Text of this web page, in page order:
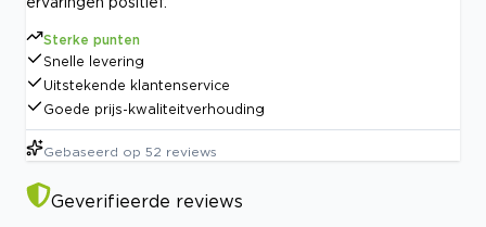
Sterke punten
Snelle levering
Uitstekende klantenservice
Goede prijs-kwaliteitverhouding
Gebaseerd op 52 reviews
Geverifieerde reviews